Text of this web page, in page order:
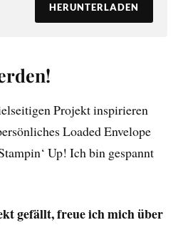
HERUNTERLADEN
Projekt inspirieren
Loaded Envelope
Up! Ich bin gespannt
gefällt, freue ich mich über